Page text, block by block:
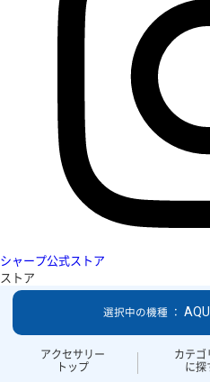
シャープ公式ストア
ストア
アクセサリー
トップ
カテゴ
に探
選択中の機種 ：